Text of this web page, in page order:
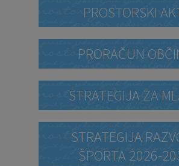
PROSTORSKI
PRORAČUN
STRATEGIJA ZA
STRATEGIJA
ŠPORTA 2026-